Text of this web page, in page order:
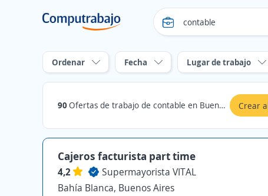
Ordenar Fecha Lugar de trabajo
90 Ofertas de trabajo de contable en Buenos Aires Crear
Cajeros facturista part time
4,2
Supermayorista VITAL
Bahía Blanca, Buenos Aires